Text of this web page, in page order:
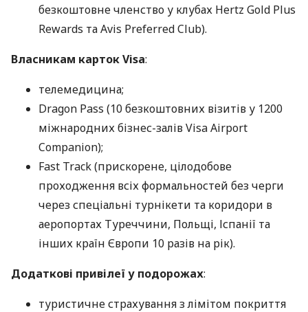
безкоштовне членство у клубах Hertz Gold Plus
Rewards та Avis Preferred Club).
Власникам карток Visa:
телемедицина;
Dragon Pass (10 безкоштовних візитів у 1200
міжнародних бізнес-залів Visa Airport
Companion);
Fast Track (прискорене, цілодобове
проходження всіх формальностей без черги
через спеціальні турнікети та коридори в
аеропортах Туреччини, Польщі, Іспанії та
інших країн Європи 10 разів на рік).
Додаткові привілеї у подорожах:
туристичне страхування з лімітом покриття